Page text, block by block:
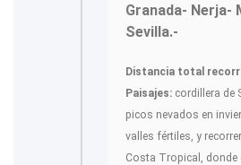
Granada- Nerja-
Sevilla.-
Distancia total
Paisajes: cordillera de
picos nevados en
valles fértiles, y
Costa Tropical, donde